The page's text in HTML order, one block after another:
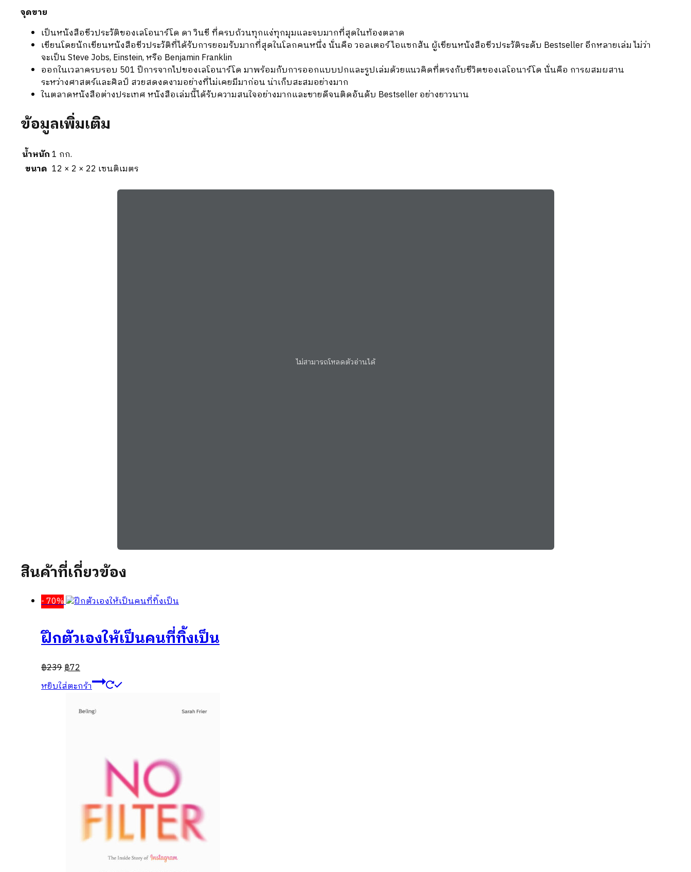
จุดขาย
เป็นหนังสือชีวประวัติของเลโอนาร์โด ดา วินชี ที่ครบถ้วนทุกแง่ทุกมุมและจบมากที่สุดในท้องตลาด
เขียนโดยนักเขียนหนังสือชีวประวัติที่ได้รับการยอมรับมากที่สุดในโลกคนหนึ่ง นั่นคือ วอลเตอร์ ไอแซกสัน ผู้เขียนหนังสือชีวประวัติระดับ Bestsellerอีกหลายเล่ม ไม่ว่า
จะเป็นSteve Jobs, Einstein,หรือ Benjamin Franklin
ออกในเวลาครบรอบ 501 ปีการจากไปของเลโอนาร์โด มาพร้อมกับการออกแบบปกและรูปเล่มด้วยแนวคิดที่ตรงกับชีวิตของเลโอนาร์โด นั่นคือ การผสมผสาน
ระหว่างศาสตร์และศิลป์ สวยสดงดงามอย่างที่ไม่เคยมีมาก่อน น่าเก็บสะสมอย่างมาก
ในตลาดหนังสือต่างประเทศ หนังสือเล่มนี้ได้รับความสนใจอย่างมากและขายดีจนติดอันดับ Bestsellerอย่างยาวนาน
ข้อมูลเพิ่มเติม
น้ำหนัก1 กก.
ขนาด 12 × 2 × 22 เซนติเมตร
ไม่สามารถโหลดตัวอ่านได้
สินค้าที่เกี่ยวข้อง
- 70%
ฝึกตัวเองให้เป็นคนที่ทิ้งเป็น
฿239฿72
หยิบใส่ตะกร้า